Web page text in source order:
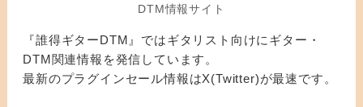
DTM情報サイト
『誰得ギターDTM』ではギタリスト向けにギター・
DTM関連情報を発信しています。
最新のプラグインセール情報はX(Twitter)が最速です。